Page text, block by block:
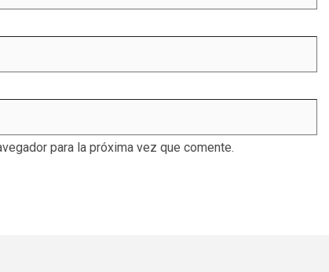
para la próxima vez que comente.